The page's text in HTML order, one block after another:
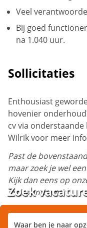
Veel
Bij goed
na 1.040 uur.
Sollicitaties
Enthousiast
hovenier
cv via
Wilrik voor meer
Past de
maar zoek je wel
Kijk dan eens op
je droombaan!
Zoek